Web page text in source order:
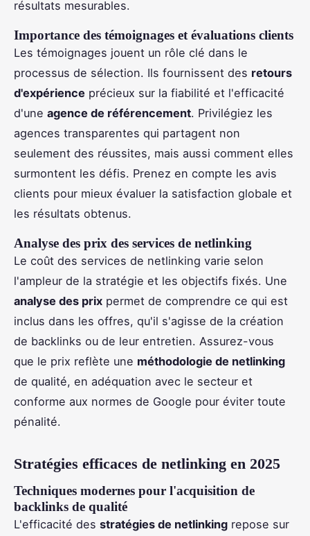
résultats mesurables.
Importance des témoignages et évaluations clients
Les témoignages jouent un rôle clé dans le
processus de sélection. Ils fournissent des retours
d'expérience précieux sur la fiabilité et l'efficacité
d'une agence de référencement. Privilégiez les
agences transparentes qui partagent non
seulement des réussites, mais aussi comment elles
surmontent les défis. Prenez en compte les avis
clients pour mieux évaluer la satisfaction globale et
les résultats obtenus.
Analyse des prix des services de netlinking
Le coût des services de netlinking varie selon
l'ampleur de la stratégie et les objectifs fixés. Une
analyse des prix permet de comprendre ce qui est
inclus dans les offres, qu'il s'agisse de la création
de backlinks ou de leur entretien. Assurez-vous
que le prix reflète une méthodologie de netlinking
de qualité, en adéquation avec le secteur et
conforme aux normes de Google pour éviter toute
pénalité.
Stratégies efficaces de netlinking en 2025
Techniques modernes pour l'acquisition de
backlinks de qualité
L'efficacité des stratégies de netlinking repose sur